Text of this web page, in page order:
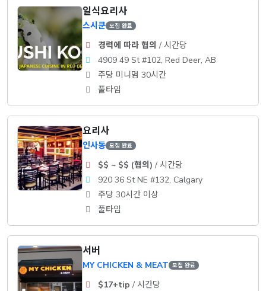
일식요리사
스시쿤 모집 완료
경력에 따라 협의 / 시간당
4909 49 St #102, Red Deer, AB
주당 미니멈 30시간
풀타임
요리사
인사동 모집 완료
$$ ~ $$ (협의) / 시간당
920 36 St NE #132, Calgary
주당 30시간 이상
풀타임
서버
MY CHICKEN & MEAT 모집 완료
$17+tip / 시간당